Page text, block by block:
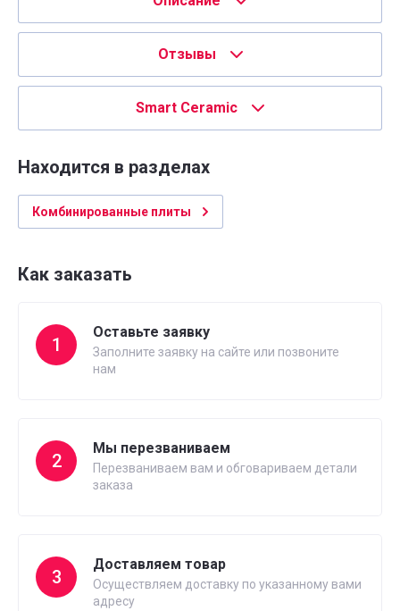
Отзывы
Smart Ceramic
Находится в разделах
Комбинированные плиты
Как заказать
1
Оставьте заявку
Заполните заявку на сайте или позвоните
нам
2
Мы перезваниваем
Перезваниваем вам и обговариваем детали
заказа
3
Доставляем товар
Осуществляем доставку по указанному вами
адресу